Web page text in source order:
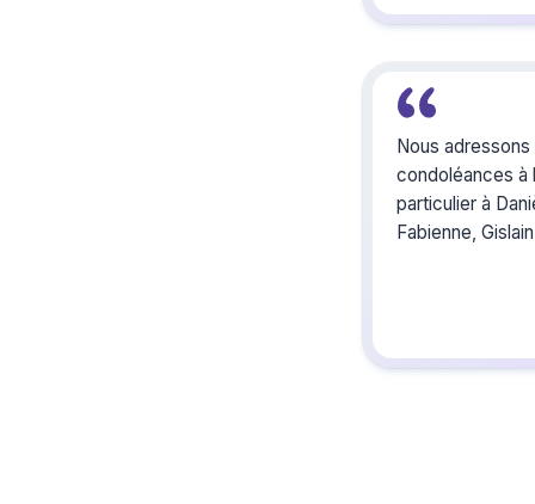
Nous
condoléances à
particulier à
Fabienne,